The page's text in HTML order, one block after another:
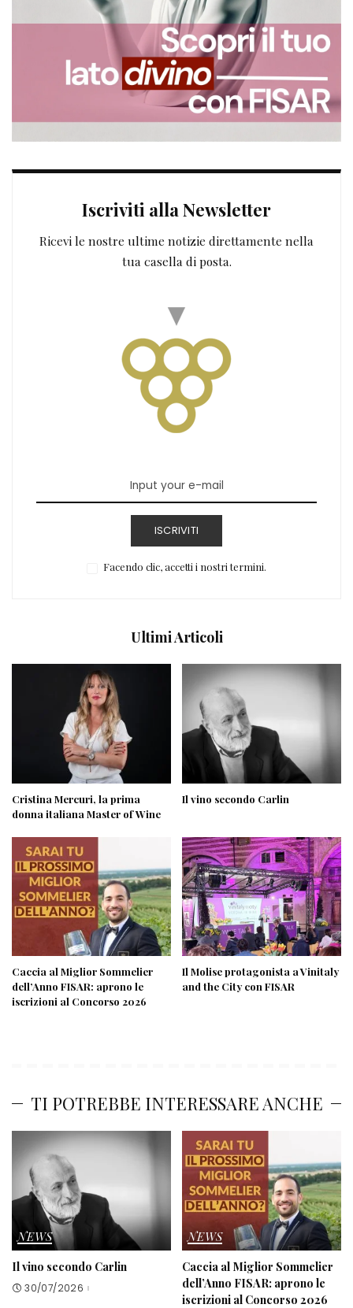
Iscriviti alla Newsletter
Ricevi le nostre ultime notizie direttamente nella
tua casella di posta.
ISCRIVITI
Facendo clic, accetti i nostri termini.
Ultimi Articoli
Cristina Mercuri, la prima
donna italiana Master of Wine
Il vino secondo Carlin
Caccia al Miglior Sommelier
dell’Anno FISAR: aprono le
iscrizioni al Concorso 2026
Il Molise protagonista a Vinitaly
and the City con FISAR
TI POTREBBE INTERESSARE ANCHE
NEWS
Il vino secondo Carlin
30/07/2026
NEWS
Caccia al Miglior Sommelier
dell’Anno FISAR: aprono le
iscrizioni al Concorso 2026